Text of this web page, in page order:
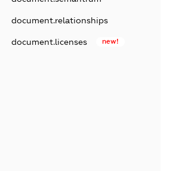
document.relationships
document.licenses new!